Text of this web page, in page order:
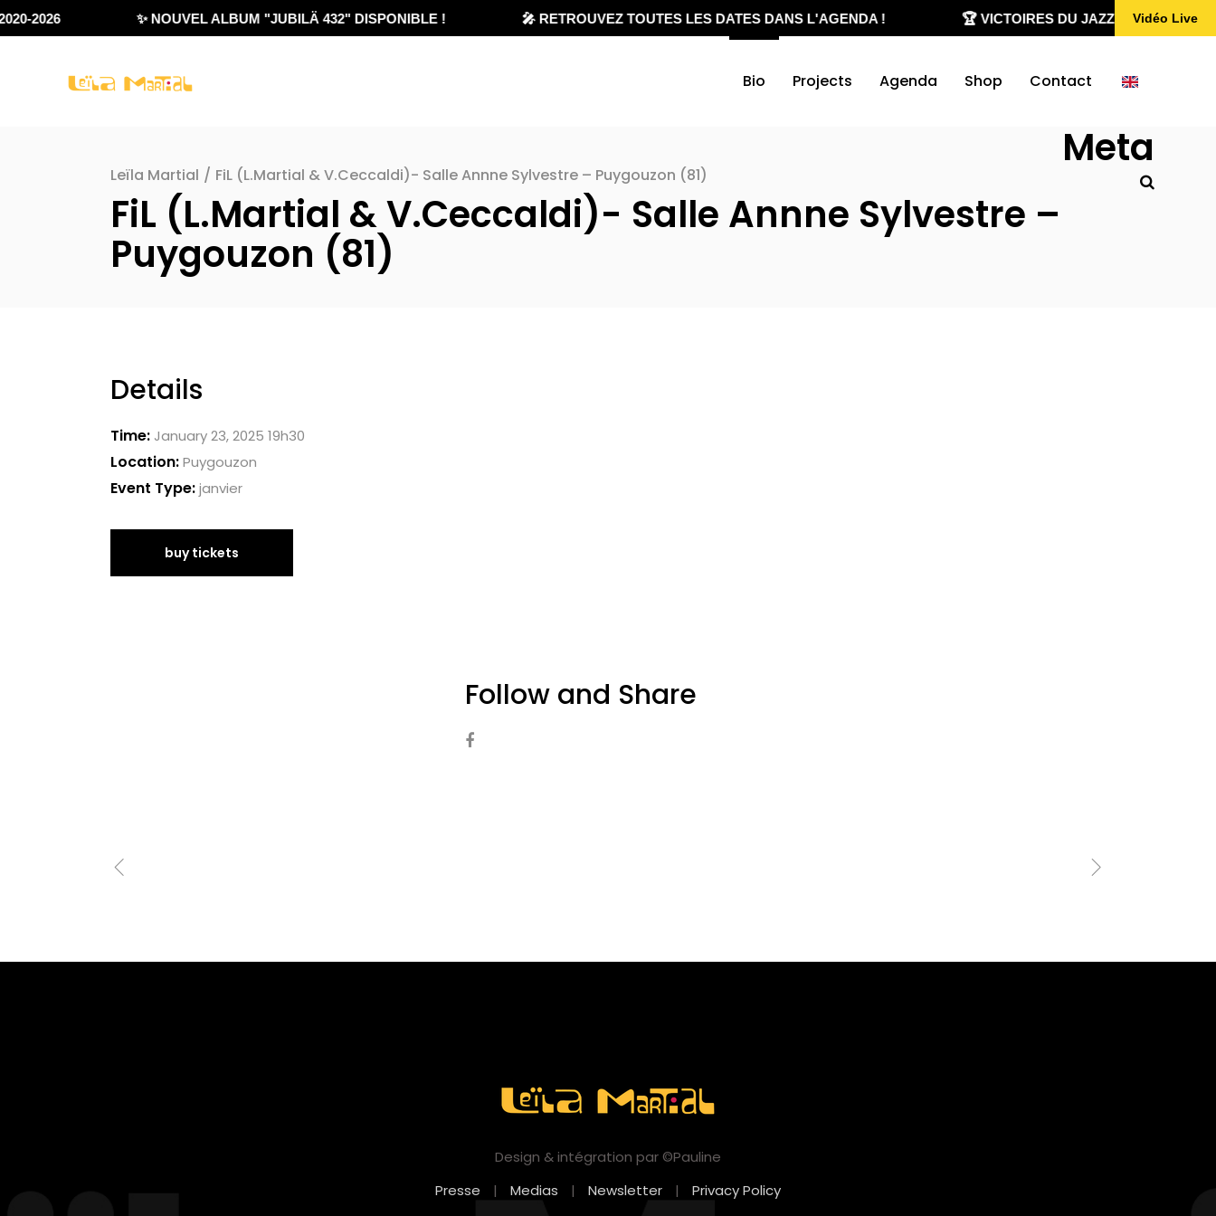
2026 ✨ NOUVEL ALBUM "JUBILÄ 432" DISPONIBLE ! 🎤 RETROUVEZ TOUTES LES DATES DANS L'AGENDA ! 🏆 VICTOIRES DU JAZZ 2020-2026Vidéo Live
Bio Projects Agenda Shop Contact
Meta
Leïla Martial / FiL (L.Martial & V.Ceccaldi)- Salle Annne Sylvestre – Puygouzon (81)
FiL (L.Martial & V.Ceccaldi)- Salle Annne Sylvestre –
Puygouzon (81)
Details
Time: January 23, 2025 19h30
Location:Puygouzon
Event Type:janvier
buy tickets
Follow and Share
Design & intégration par ©Pauline
Presse
| Medias | Newsletter | Privacy Policy